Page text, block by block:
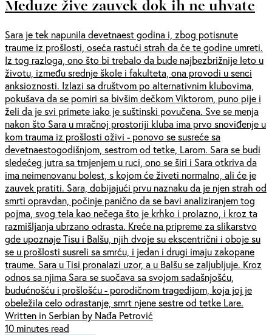
Meduze žive zauvek dok ih ne uhvate
Sara je tek napunila devetnaest godina i, zbog potisnute
traume iz prošlosti, oseća rastući strah da će te godine umreti.
Iz tog razloga, ono što bi trebalo da bude najbezbrižnije leto u
životu, između srednje škole i fakulteta, ona provodi u senci
anksioznosti. Izlazi sa društvom po alternativnim klubovima,
pokušava da se pomiri sa bivšim dečkom Viktorom, puno pije i
želi da je svi primete iako je suštinski povučena. Sve se menja
nakon što Sara u mračnoj prostoriji kluba ima prvo snoviđenje u
kom trauma iz prošlosti oživi - ponovo se susreće sa
devetnaestogodišnjom, sestrom od tetke, Larom. Sara se budi
sledećeg jutra sa trnjenjem u ruci, ono se širi i Sara otkriva da
ima neimenovanu bolest, s kojom će živeti normalno, ali će je
zauvek pratiti. Sara, dobijajući prvu naznaku da je njen strah od
smrti opravdan, počinje panično da se bavi analiziranjem tog
pojma, svog tela kao nečega što je krhko i prolazno, i kroz ta
razmišljanja ubrzano odrasta. Kreće na pripreme za slikarstvo
gde upoznaje Tisu i Balšu, njih dvoje su ekscentrični i oboje su
se u prošlosti susreli sa smrću, i jedan i drugi imaju zakopane
traume. Sara u Tisi pronalazi uzor, a u Balšu se zaljubljuje. Kroz
odnos sa njima Sara se suočava sa svojom sadašnjošću,
budućnošću i prošlošću - porodičnom tragedijom, koja joj je
obeležila celo odrastanje, smrt njene sestre od tetke Lare.
Written in Serbian by Nađa Petrović
10 minutes read